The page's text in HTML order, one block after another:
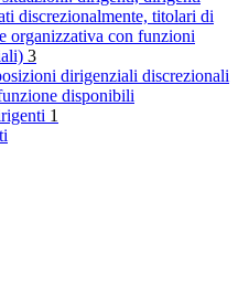
discrezionalmente, titolari di
organizzativa con funzioni
3
dirigenziali discrezionali
disponibili
1